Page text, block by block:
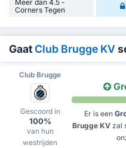
Meer dan 4.5 -
Corners Tegen
Gaat Club Brugge KV
Club Brugge
Gescoord in
100%
van hun
westrijden
Er is een
Brugge KV zal